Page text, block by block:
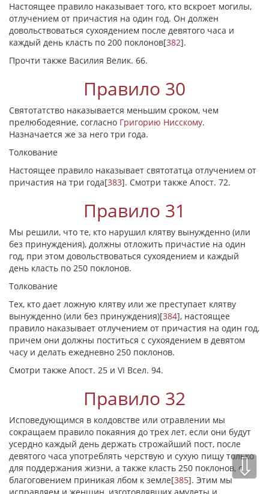
Настоящее правило наказывает того, кто вскроет могилы,
отлучением от причастия на один год. Он должен
довольствоваться сухоядением после девятого часа и
каждый день класть по 200 поклонов[382].
Прочти также Василия Велик. 66.
Правило 30
Святотатство наказывается меньшим сроком, чем
прелюбодеяние, согласно Григорию Нисскому.
Назначается же за него три года.
Толкование
Настоящее правило наказывает святотатца отлучением от
причастия на три года[383]. Смотри также Апост. 72.
Правило 31
Мы решили, что те, кто нарушил клятву вынужденно (или
без принуждения), должны отложить причастие на один
год, при этом довольствоваться сухоядением и каждый
день класть по 250 поклонов.
Толкование
Тех, кто дает ложную клятву или же преступает клятву
вынужденно (или без принуждения)[384], настоящее
правило наказывает отлучением от причастия на один год,
причем они должны поститься с сухоядением в девятом
часу и делать ежедневно 250 поклонов.
Смотри также Апост. 25 и VI Всел. 94.
Правило 32
Исповедующимся в колдовстве или отравлении мы
сокращаем правило покаяния до трех лет, если они будут
усердно каждый день держать строжайший пост, после
девятого часа употреблять черствую и сухую пищу только
для поддержания жизни, а также класть 250 поклонов, с
благоговением приникая лбом к земле[385]. Этим мы⇩